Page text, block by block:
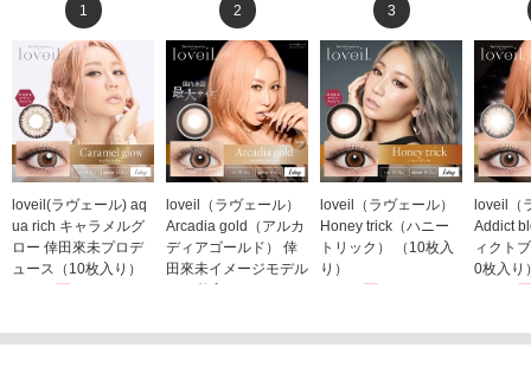
1
loveil(ラヴェール) aq
ua rich キャラメルグ
ロー 倖田來未プロデ
ュース（10枚入り）
2
loveil（ラヴェール）
Arcadia gold（アルカ
ディアゴールド） 倖
田來未イメージモデル
3
loveil（ラヴェール）
Honey trick（ハニー
トリック） （10枚入
り）
loveil（
Addict
ィクト
0枚入り